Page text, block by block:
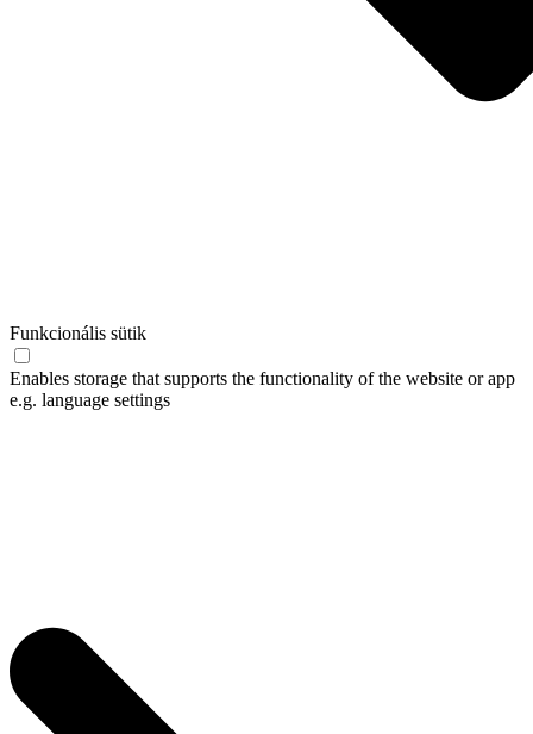
Funkcionális sütik
Enables storage that supports the functionality of the website or app
e.g. language settings